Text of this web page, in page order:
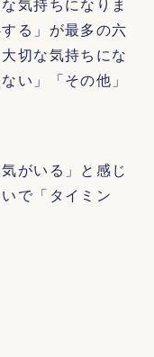
る」が最多の六
切な気持ちにな
い」「その他」
がいる」と感じ
で「タイミン